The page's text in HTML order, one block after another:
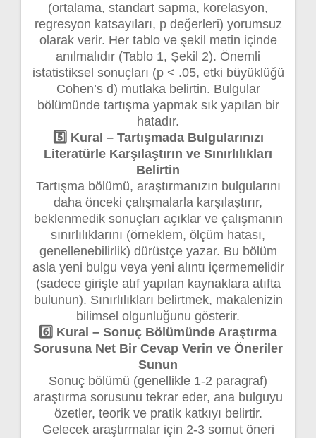
(ortalama, standart sapma, korelasyon,
regresyon katsayıları, p değerleri) yorumsuz
olarak verir. Her tablo ve şekil metin içinde
anılmalıdır (Tablo 1, Şekil 2). Önemli
istatistiksel sonuçları (p < .05, etki büyüklüğü
Cohen’s d) mutlaka belirtin. Bulgular
bölümünde tartışma yapmak sık yapılan bir
hatadır.
5️⃣ Kural – Tartışmada Bulgularınızı
Literatürle Karşılaştırın ve Sınırlılıkları
Belirtin
Tartışma bölümü, araştırmanızın bulgularını
daha önceki çalışmalarla karşılaştırır,
beklenmedik sonuçları açıklar ve çalışmanın
sınırlılıklarını (örneklem, ölçüm hatası,
genellenebilirlik) dürüstçe yazar. Bu bölüm
asla yeni bulgu veya yeni alıntı içermemelidir
(sadece girişte atıf yapılan kaynaklara atıfta
bulunun). Sınırlılıkları belirtmek, makalenizin
bilimsel olgunluğunu gösterir.
6️⃣ Kural – Sonuç Bölümünde Araştırma
Sorusuna Net Bir Cevap Verin ve Öneriler
Sunun
Sonuç bölümü (genellikle 1-2 paragraf)
araştırma sorusunu tekrar eder, ana bulguyu
özetler, teorik ve pratik katkıyı belirtir.
Gelecek araştırmalar için 2-3 somut öneri